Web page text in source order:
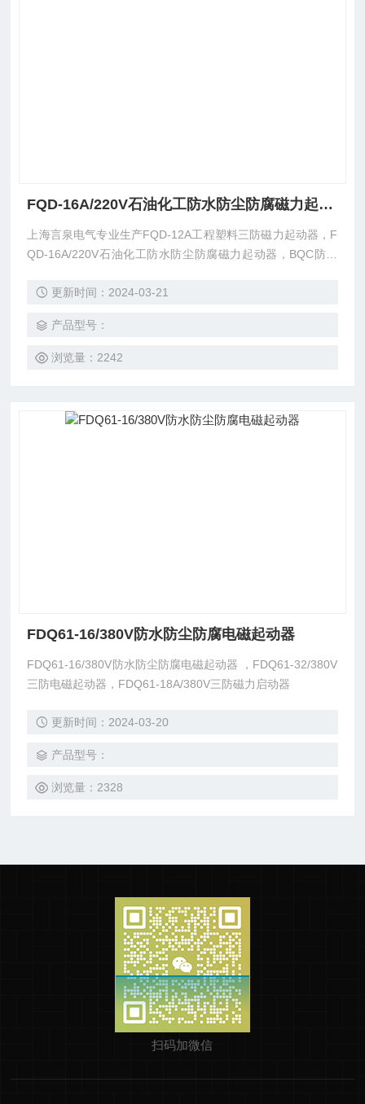
FQD-16A/220V石油化工防水防尘防腐磁力起动器
上海言泉电气专业生产FQD-12A工程塑料三防磁力起动器，F
QD-16A/220V石油化工防水防尘防腐磁力起动器，BQC防爆
换开关，BZM8050工程塑料防腐防爆照明开关,BHZ51防爆转
灯。
更新时间：2024-03-21
产品型号：
浏览量：2242
FDQ61-16/380V防水防尘防腐电磁起动器
FDQ61-16/380V防水防尘防腐电磁起动器 ，FDQ61-32/380V
三防电磁起动器，FDQ61-18A/380V三防磁力启动器
更新时间：2024-03-20
产品型号：
浏览量：2328
扫码加微信